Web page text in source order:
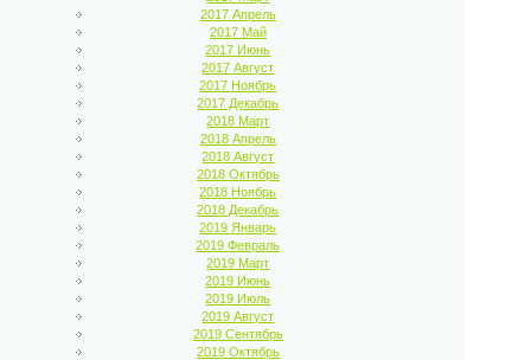
2017 Апрель
2017 Май
2017 Июнь
2017 Август
2017 Ноябрь
2017 Декабрь
2018 Март
2018 Апрель
2018 Август
2018 Октябрь
2018 Ноябрь
2018 Декабрь
2019 Январь
2019 Февраль
2019 Март
2019 Июнь
2019 Июль
2019 Август
2019 Сентябрь
2019 Октябрь